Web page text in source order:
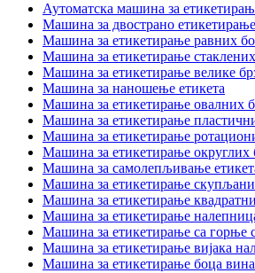
Аутоматска машина за
Машина за двострано етикетирање
Машина за етикетирање равних
Машина за етикетирање
Машина за етикетирање велике
Машина за наношење етикета
Машина за етикетирање овалних
Машина за етикетирање
Машина за етикетирање
Машина за етикетирање округлих
Машина за самолепљивање
Машина за етикетирање
Машина за етикетирање
Машина за етикетирање
Машина за етикетирање са горње
Машина за етикетирање вијака
Машина за етикетирање боца вина